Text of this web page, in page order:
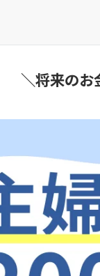
＼将来のお